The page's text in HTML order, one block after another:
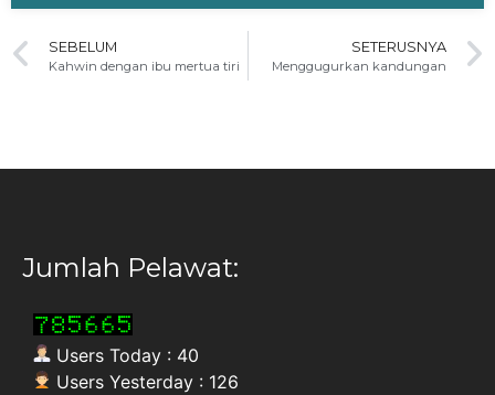
SEBELUM
Kahwin dengan ibu mertua tiri
SETERUSNYA
Menggugurkan kandungan
Jumlah Pelawat:
Users Today : 40
Users Yesterday : 126